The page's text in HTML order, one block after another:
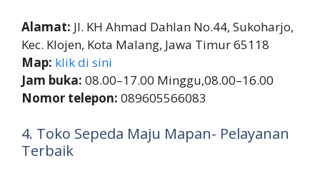
Alamat: Jl. KH Ahmad Dahlan No.44, Sukoharjo,
Kec. Klojen, Kota Malang, Jawa Timur 65118
Map: klik di sini
Jam buka: 08.00–17.00 Minggu,08.00–16.00
Nomor telepon: 089605566083
4. Toko Sepeda Maju Mapan- Pelayanan
Terbaik